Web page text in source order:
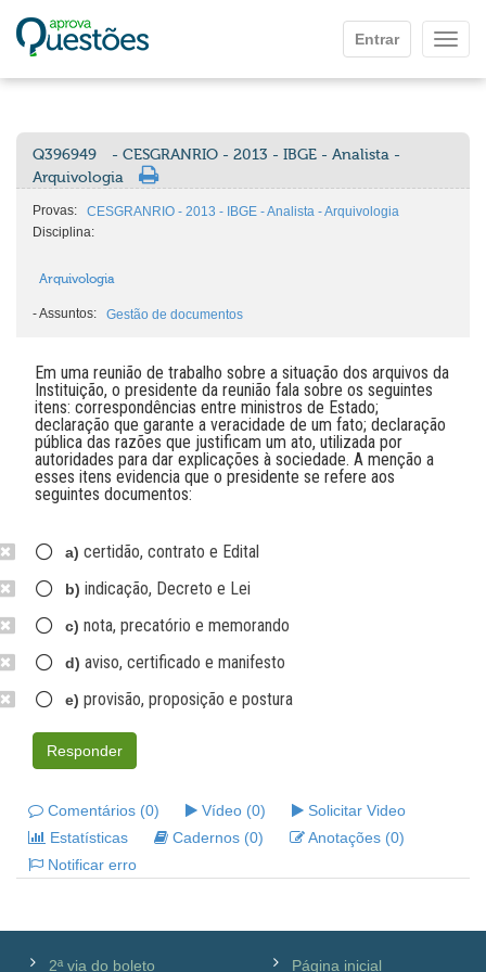
Entrar
Q396949
- CESGRANRIO - 2013 - IBGE - Analista -
Arquivologia
Provas:
CESGRANRIO - 2013 - IBGE - Analista - Arquivologia
Disciplina:
Arquivologia
-Assuntos: Gestão de documentos
Em uma reunião de trabalho sobre a situação dos arquivos da
Instituição, o presidente da reunião fala sobre os seguintes
itens: correspondências entre ministros de Estado;
declaração que garante a veracidade de um fato; declaração
pública das razões que justificam um ato, utilizada por
autoridades para dar explicações à sociedade. A menção a
esses itens evidencia que o presidente se refere aos
seguintes documentos:
a) certidão, contrato e Edital
b) indicação, Decreto e Lei
c) nota, precatório e memorando
d) aviso, certificado e manifesto
e) provisão, proposição e postura
Responder
Comentários (0) Vídeo (0)
Solicitar Video
Estatísticas
Cadernos (0)
Anotações (0)
Notificar erro
2ª via do boleto Página inicial